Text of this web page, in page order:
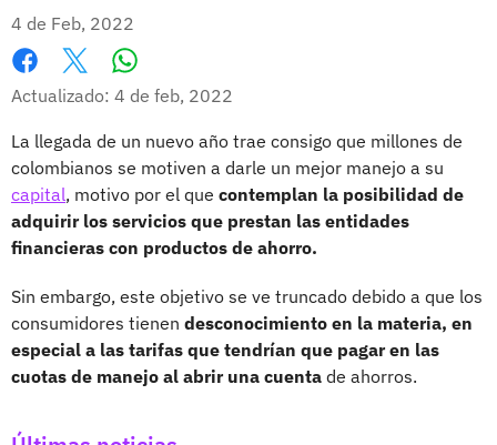
4 de Feb, 2022
Facebook
X
Actualizado: 4 de feb, 2022
La llegada de un nuevo año trae consigo que millones de
colombianos se motiven a darle un mejor manejo a su
capital, motivo por el que contemplan la posibilidad de
adquirir los servicios que prestan las entidades
financieras con productos de ahorro.
Sin embargo, este objetivo se ve truncado debido a que los
consumidores tienen desconocimiento en la materia, en
especial a las tarifas que tendrían que pagar en las
cuotas de manejo al abrir una cuenta de ahorros.